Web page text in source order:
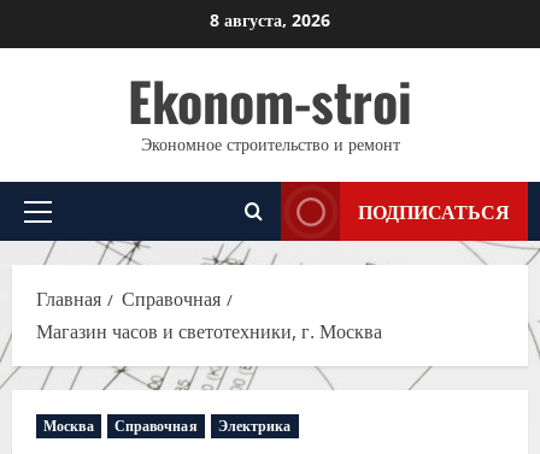
к
8 августа, 2026
Ekonom-stroi
Экономное строительство и ремонт
Основное
меню
ПОДПИСАТЬСЯ
Главная
Справочная
Магазин часов и светотехники, г. Москва
Москва Справочная Электрика